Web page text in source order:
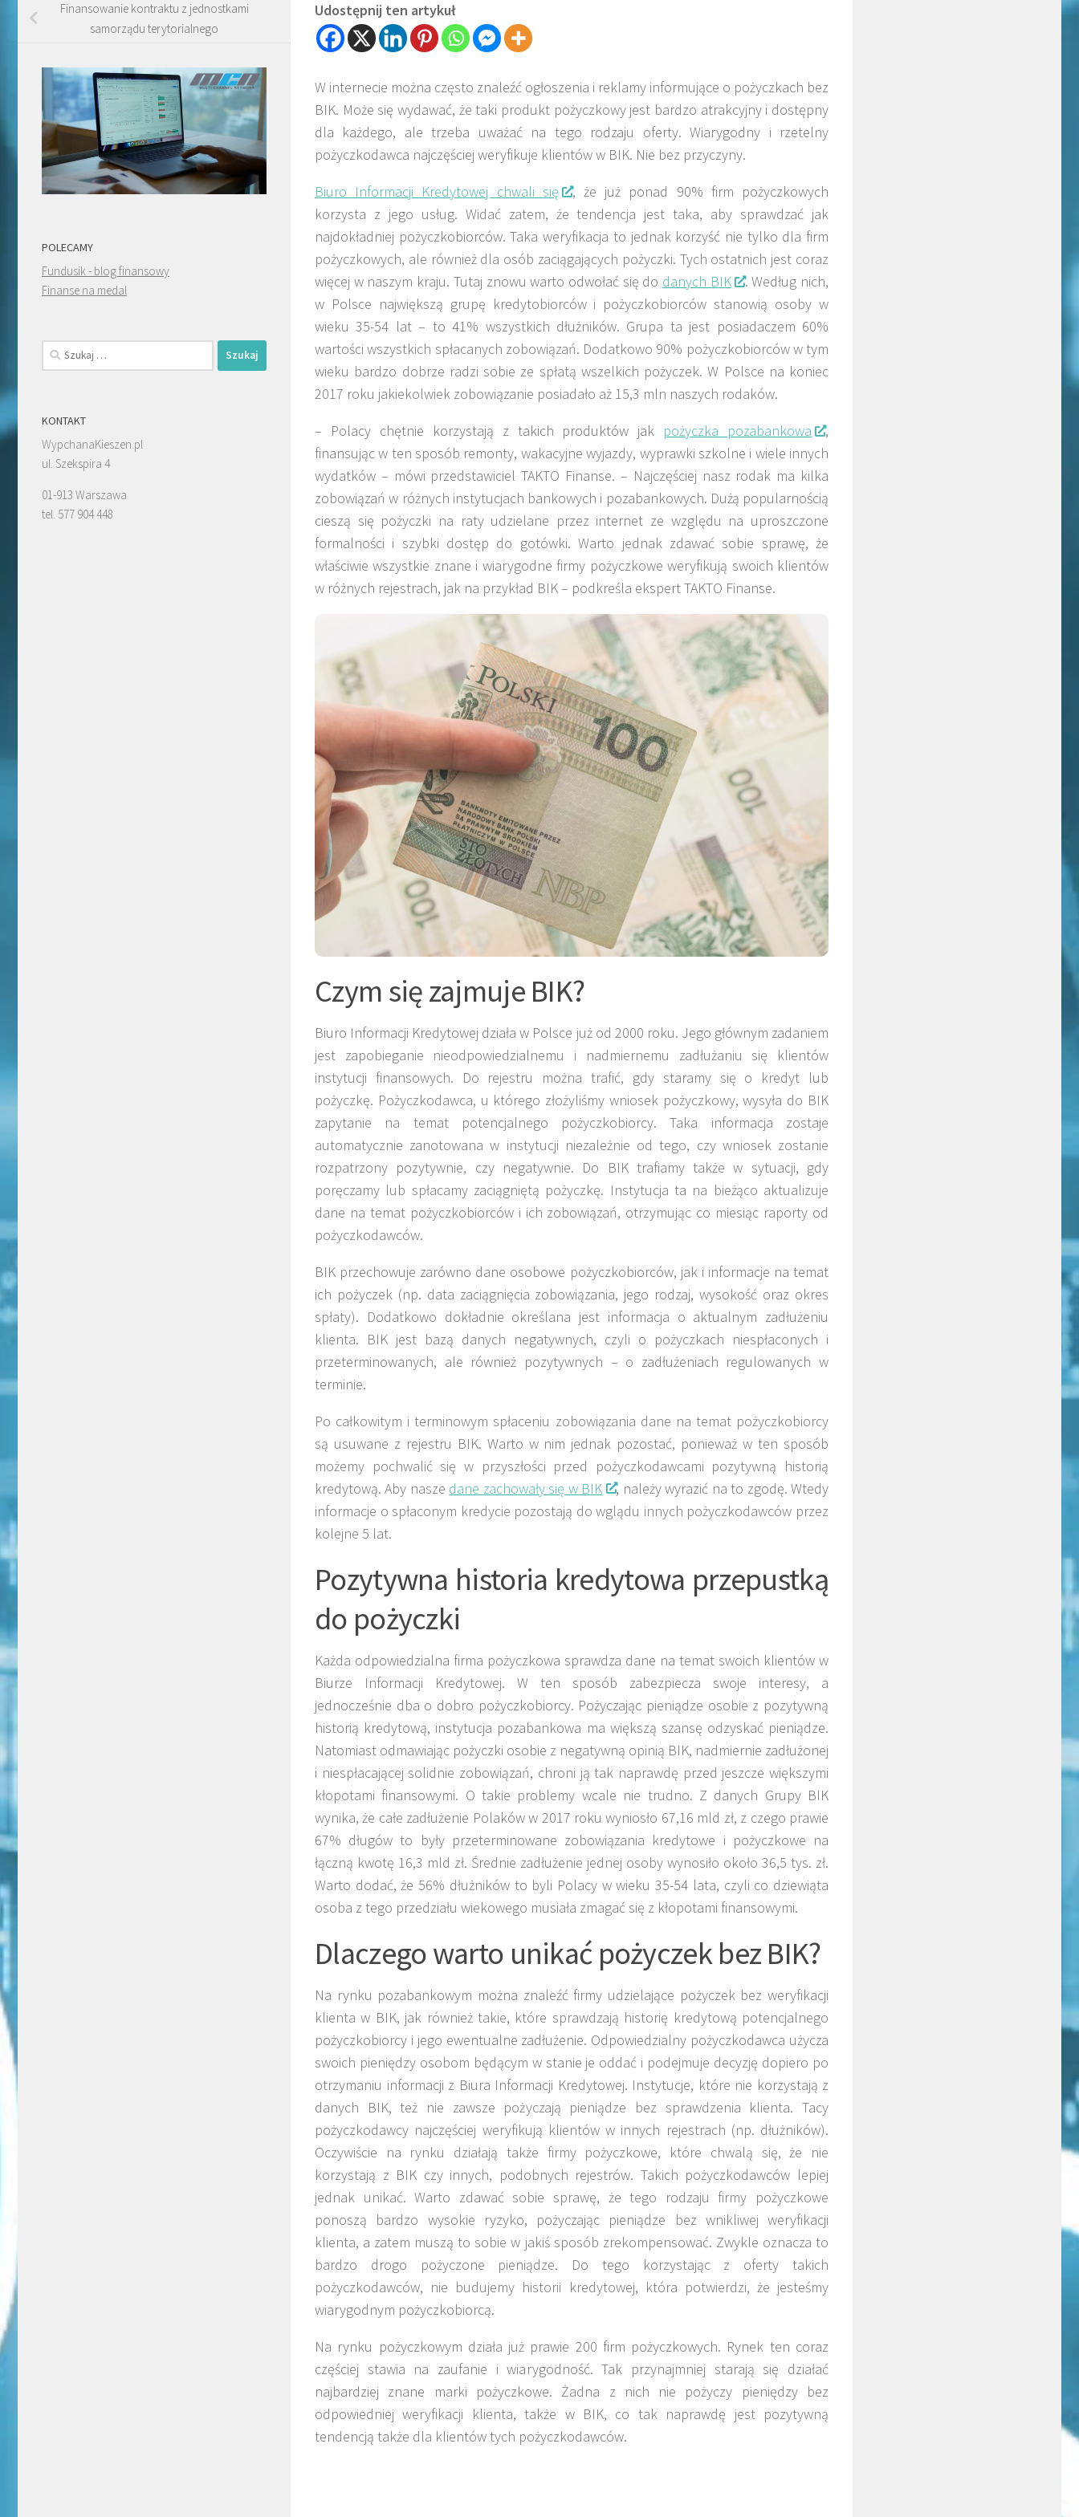
Udostępnij ten artykuł
W internecie można często znaleźć ogłoszenia i reklamy informujące o pożyczkach bez
BIK. Może się wydawać, że taki produkt pożyczkowy jest bardzo atrakcyjny i dostępny
dla każdego, ale trzeba uważać na tego rodzaju oferty. Wiarygodny i rzetelny
pożyczkodawca najczęściej weryfikuje klientów w BIK. Nie bez przyczyny.
Biuro Informacji Kredytowej chwali się
, że już ponad 90% firm pożyczkowych
korzysta z jego usług. Widać zatem, że tendencja jest taka, aby sprawdzać jak
najdokładniej pożyczkobiorców. Taka weryfikacja to jednak korzyść nie tylko dla firm
pożyczkowych, ale również dla osób zaciągających pożyczki. Tych ostatnich jest coraz
więcej w naszym kraju. Tutaj znowu warto odwołać się do danych BIK
. Według nich,
w Polsce największą grupę kredytobiorców i pożyczkobiorców stanowią osoby w
wieku 35-54 lat – to 41% wszystkich dłużników. Grupa ta jest posiadaczem 60%
wartości wszystkich spłacanych zobowiązań. Dodatkowo 90% pożyczkobiorców w tym
wieku bardzo dobrze radzi sobie ze spłatą wszelkich pożyczek. W Polsce na koniec
2017 roku jakiekolwiek zobowiązanie posiadało aż 15,3 mln naszych rodaków.
– Polacy chętnie korzystają z takich produktów jak pożyczka pozabankowa
,
finansując w ten sposób remonty, wakacyjne wyjazdy, wyprawki szkolne i wiele innych
wydatków – mówi przedstawiciel TAKTO Finanse. – Najczęściej nasz rodak ma kilka
zobowiązań w różnych instytucjach bankowych i pozabankowych. Dużą popularnością
cieszą się pożyczki na raty udzielane przez internet ze względu na uproszczone
formalności i szybki dostęp do gotówki. Warto jednak zdawać sobie sprawę, że
właściwie wszystkie znane i wiarygodne firmy pożyczkowe weryfikują swoich klientów
w różnych rejestrach, jak na przykład BIK – podkreśla ekspert TAKTO Finanse.
Czym się zajmuje BIK?
Biuro Informacji Kredytowej działa w Polsce już od 2000 roku. Jego głównym zadaniem
jest zapobieganie nieodpowiedzialnemu i nadmiernemu zadłużaniu się klientów
instytucji finansowych. Do rejestru można trafić, gdy staramy się o kredyt lub
pożyczkę. Pożyczkodawca, u którego złożyliśmy wniosek pożyczkowy, wysyła do BIK
zapytanie na temat potencjalnego pożyczkobiorcy. Taka informacja zostaje
automatycznie zanotowana w instytucji niezależnie od tego, czy wniosek zostanie
rozpatrzony pozytywnie, czy negatywnie. Do BIK trafiamy także w sytuacji, gdy
poręczamy lub spłacamy zaciągniętą pożyczkę. Instytucja ta na bieżąco aktualizuje
dane na temat pożyczkobiorców i ich zobowiązań, otrzymując co miesiąc raporty od
pożyczkodawców.
BIK przechowuje zarówno dane osobowe pożyczkobiorców, jak i informacje na temat
ich pożyczek (np. data zaciągnięcia zobowiązania, jego rodzaj, wysokość oraz okres
spłaty). Dodatkowo dokładnie określana jest informacja o aktualnym zadłużeniu
klienta. BIK jest bazą danych negatywnych, czyli o pożyczkach niespłaconych i
przeterminowanych, ale również pozytywnych – o zadłużeniach regulowanych w
terminie.
Po całkowitym i terminowym spłaceniu zobowiązania dane na temat pożyczkobiorcy
są usuwane z rejestru BIK. Warto w nim jednak pozostać, ponieważ w ten sposób
możemy pochwalić się w przyszłości przed pożyczkodawcami pozytywną historią
kredytową. Aby nasze dane zachowały się w BIK
, należy wyrazić na to zgodę. Wtedy
informacje o spłaconym kredycie pozostają do wglądu innych pożyczkodawców przez
kolejne 5 lat.
Pozytywna historia kredytowa przepustką
do pożyczki
Każda odpowiedzialna firma pożyczkowa sprawdza dane na temat swoich klientów w
Biurze Informacji Kredytowej. W ten sposób zabezpiecza swoje interesy, a
jednocześnie dba o dobro pożyczkobiorcy. Pożyczając pieniądze osobie z pozytywną
historią kredytową, instytucja pozabankowa ma większą szansę odzyskać pieniądze.
Natomiast odmawiając pożyczki osobie z negatywną opinią BIK, nadmiernie zadłużonej
i niespłacającej solidnie zobowiązań, chroni ją tak naprawdę przed jeszcze większymi
kłopotami finansowymi. O takie problemy wcale nie trudno. Z danych Grupy BIK
wynika, że całe zadłużenie Polaków w 2017 roku wyniosło 67,16 mld zł, z czego prawie
67% długów to były przeterminowane zobowiązania kredytowe i pożyczkowe na
łączną kwotę 16,3 mld zł. Średnie zadłużenie jednej osoby wynosiło około 36,5 tys. zł.
Warto dodać, że 56% dłużników to byli Polacy w wieku 35-54 lata, czyli co dziewiąta
osoba z tego przedziału wiekowego musiała zmagać się z kłopotami finansowymi.
Dlaczego warto unikać pożyczek bez BIK?
Na rynku pozabankowym można znaleźć firmy udzielające pożyczek bez weryfikacji
klienta w BIK, jak również takie, które sprawdzają historię kredytową potencjalnego
pożyczkobiorcy i jego ewentualne zadłużenie. Odpowiedzialny pożyczkodawca użycza
swoich pieniędzy osobom będącym w stanie je oddać i podejmuje decyzję dopiero po
otrzymaniu informacji z Biura Informacji Kredytowej. Instytucje, które nie korzystają z
danych BIK, też nie zawsze pożyczają pieniądze bez sprawdzenia klienta. Tacy
pożyczkodawcy najczęściej weryfikują klientów w innych rejestrach (np. dłużników).
Oczywiście na rynku działają także firmy pożyczkowe, które chwalą się, że nie
korzystają z BIK czy innych, podobnych rejestrów. Takich pożyczkodawców lepiej
jednak unikać. Warto zdawać sobie sprawę, że tego rodzaju firmy pożyczkowe
ponoszą bardzo wysokie ryzyko, pożyczając pieniądze bez wnikliwej weryfikacji
klienta, a zatem muszą to sobie w jakiś sposób zrekompensować. Zwykle oznacza to
bardzo drogo pożyczone pieniądze. Do tego korzystając z oferty takich
pożyczkodawców, nie budujemy historii kredytowej, która potwierdzi, że jesteśmy
wiarygodnym pożyczkobiorcą.
Na rynku pożyczkowym działa już prawie 200 firm pożyczkowych. Rynek ten coraz
częściej stawia na zaufanie i wiarygodność. Tak przynajmniej starają się działać
najbardziej znane marki pożyczkowe. Żadna z nich nie pożyczy pieniędzy bez
odpowiedniej weryfikacji klienta, także w BIK, co tak naprawdę jest pozytywną
tendencją także dla klientów tych pożyczkodawców.
Finansowanie kontraktu z jednostkami
samorządu terytorialnego
POLECAMY
Fundusik - blog finansowy
Finanse na medal
Szukaj:
KONTAKT
WypchanaKieszen.pl
ul. Szekspira 4
01-913 Warszawa
tel. 577 904 448